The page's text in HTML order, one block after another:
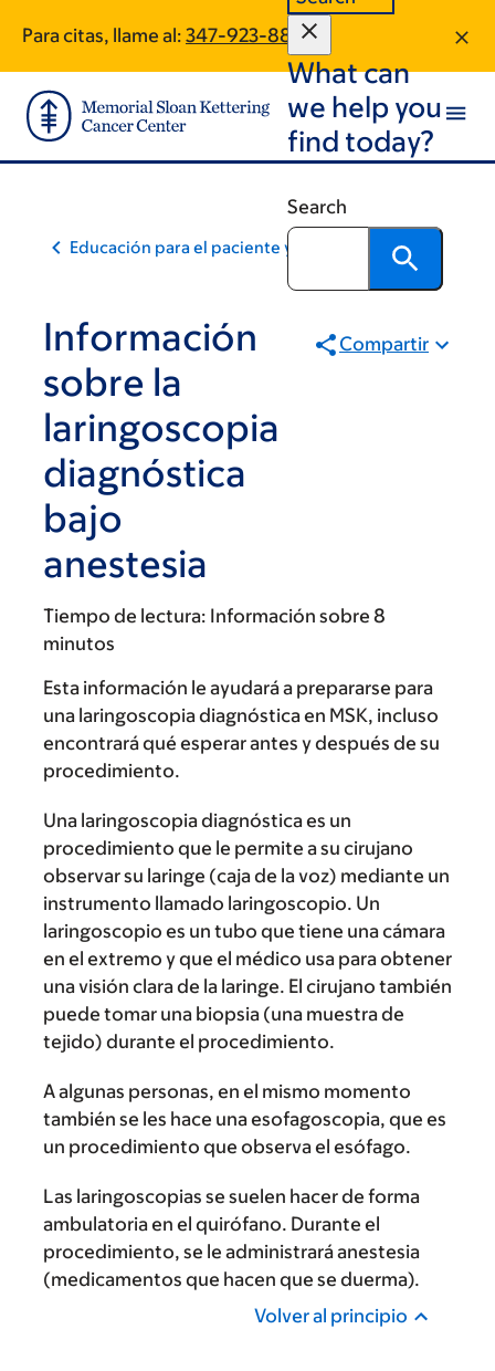
main
content
footer
Para citas, llame al: 347-923-8890
What can
we help you
find today?
Search
Educación para el paciente y la comunidad
Información
sobre la
laringoscopia
diagnóstica
bajo
anestesia
Compartir
Tiempo de lectura: Información sobre 8
minutos
Esta información le ayudará a prepararse para
una laringoscopia diagnóstica en MSK, incluso
encontrará qué esperar antes y después de su
procedimiento.
Una laringoscopia diagnóstica es un
procedimiento que le permite a su cirujano
observar su laringe (caja de la voz) mediante un
instrumento llamado laringoscopio. Un
laringoscopio es un tubo que tiene una cámara
en el extremo y que el médico usa para obtener
una visión clara de la laringe. El cirujano también
puede tomar una biopsia (una muestra de
tejido) durante el procedimiento.
A algunas personas, en el mismo momento
también se les hace una esofagoscopia, que es
un procedimiento que observa el esófago.
Las laringoscopias se suelen hacer de forma
ambulatoria en el quirófano. Durante el
procedimiento, se le administrará anestesia
(medicamentos que hacen que se duerma).
Volver al principio